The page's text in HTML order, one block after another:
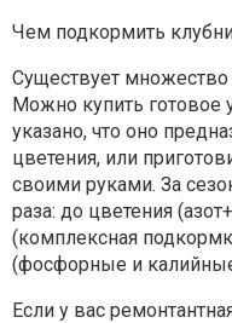
Чем подкормить
Существует множество
Можно купить готовое
указано, что оно
цветения, или
своими руками. За
раза: до цветения
(комплексная
(фосфорные и
Если у вас